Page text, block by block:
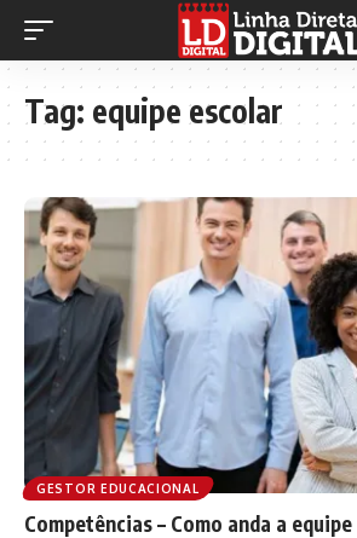
Tag: equipe escolar
GESTOR EDUCACIONAL
Competências – Como anda a